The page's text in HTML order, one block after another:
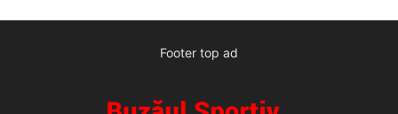
Footer top ad